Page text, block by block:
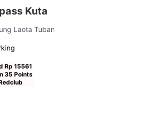
Kuta
Laota Tuban
Rp 15561
35 Points